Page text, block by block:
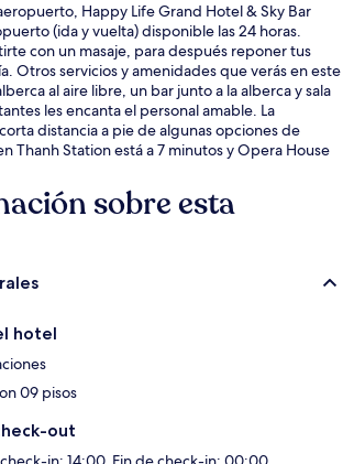
Happy Life Grand Hotel & Sky Bar
(ida y vuelta) disponible las 24 horas.
con un masaje, para después reponer tus
Otros servicios y amenidades que verás en este
al aire libre, un bar junto a la alberca y sala
les encanta el personal amable. La
distancia a pie de algunas opciones de
Thanh Station está a 7 minutos y Opera House
sobre esta
hotel
09 pisos
out